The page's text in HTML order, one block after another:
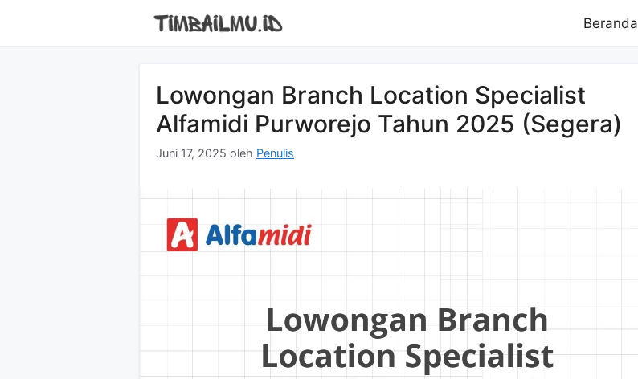
Beranda
Lowongan Branch Location Specialist
Alfamidi Purworejo Tahun 2025 (Segera)
Juni 17, 2025 oleh Penulis